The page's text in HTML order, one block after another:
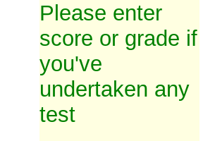
Please enter
score or grade if
you've
undertaken any
test